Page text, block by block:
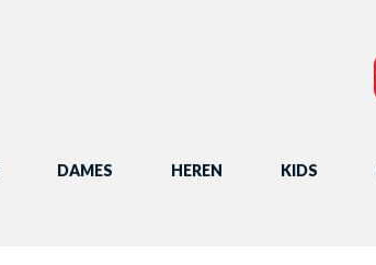
DAMES HEREN KIDS